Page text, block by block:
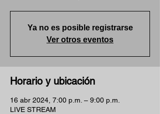
Ya no es posible registrarse
Ver otros eventos
Horario y ubicación
16 abr 2024, 7:00 p.m. – 9:00 p.m.
LIVE STREAM